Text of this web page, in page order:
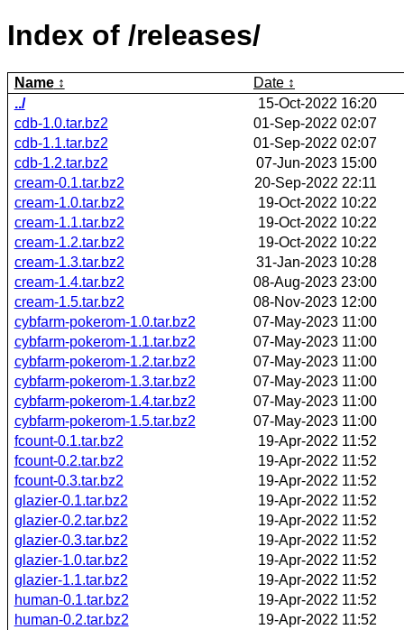
Index of /releases/
Name
Date
../
15-Oct-2022 16:20
cdb-1.0.tar.bz2
01-Sep-2022 02:07
cdb-1.1.tar.bz2
01-Sep-2022 02:07
cdb-1.2.tar.bz2
07-Jun-2023 15:00
cream-0.1.tar.bz2
20-Sep-2022 22:11
cream-1.0.tar.bz2
19-Oct-2022 10:22
cream-1.1.tar.bz2
19-Oct-2022 10:22
cream-1.2.tar.bz2
19-Oct-2022 10:22
cream-1.3.tar.bz2
31-Jan-2023 10:28
cream-1.4.tar.bz2
08-Aug-2023 23:00
cream-1.5.tar.bz2
08-Nov-2023 12:00
cybfarm-pokerom-1.0.tar.bz2
07-May-2023 11:00
cybfarm-pokerom-1.1.tar.bz2
07-May-2023 11:00
cybfarm-pokerom-1.2.tar.bz2
07-May-2023 11:00
cybfarm-pokerom-1.3.tar.bz2
07-May-2023 11:00
cybfarm-pokerom-1.4.tar.bz2
07-May-2023 11:00
cybfarm-pokerom-1.5.tar.bz2
07-May-2023 11:00
fcount-0.1.tar.bz2
19-Apr-2022 11:52
fcount-0.2.tar.bz2
19-Apr-2022 11:52
fcount-0.3.tar.bz2
19-Apr-2022 11:52
glazier-0.1.tar.bz2
19-Apr-2022 11:52
glazier-0.2.tar.bz2
19-Apr-2022 11:52
glazier-0.3.tar.bz2
19-Apr-2022 11:52
glazier-1.0.tar.bz2
19-Apr-2022 11:52
glazier-1.1.tar.bz2
19-Apr-2022 11:52
human-0.1.tar.bz2
19-Apr-2022 11:52
human-0.2.tar.bz2
19-Apr-2022 11:52